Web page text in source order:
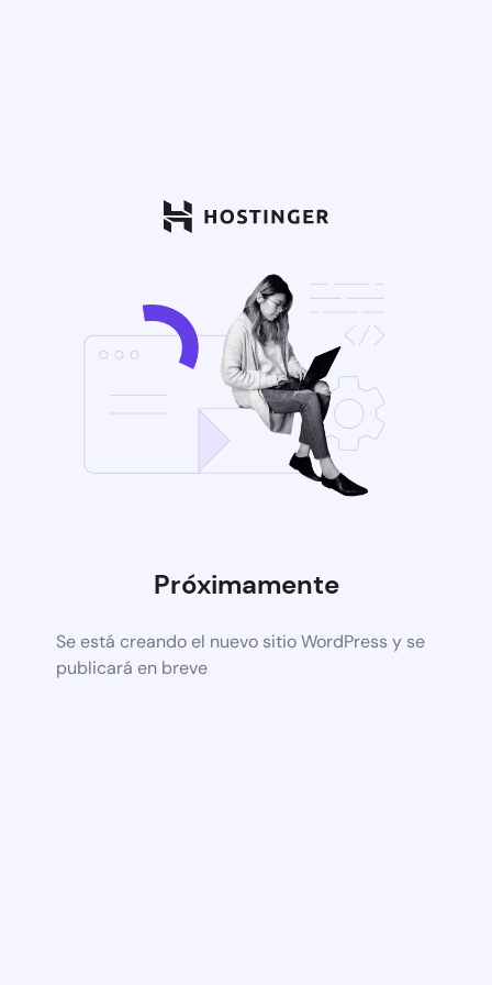
Próximamente
Se está creando el nuevo sitio WordPress y se
publicará en breve